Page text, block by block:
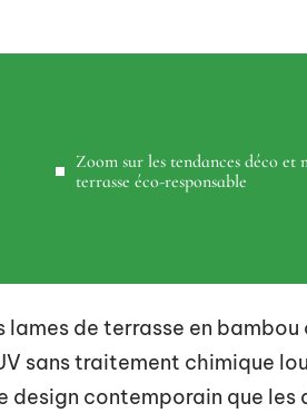
Zoom sur les tendances déco et
terrasse éco-responsable
de terrasse en
sans traitement chimique
contemporain que les